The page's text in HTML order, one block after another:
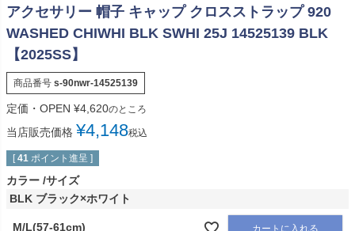
アクセサリー 帽子 キャップ クロスストラップ 920
WASHED CHIWHI BLK SWHI 25J 14525139 BLK
【2025SS】
商品番号 s-90nwr-14525139
定価・OPEN ¥4,620のところ
当店販売価格 ¥4,148税込
[ 41 ポイント進呈 ]
カラー サイズ
BLK ブラック×ホワイト
M/L(57-61cm) カートに入れる